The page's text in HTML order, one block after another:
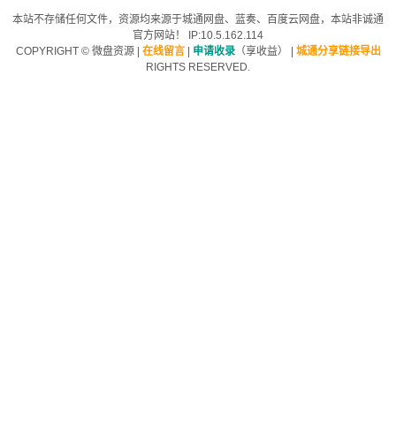
本站不存储任何文件，资源均来源于城通网盘、蓝奏、 百度云网盘，本站非诚通
官方网站！ IP:10.5.162.114
COPYRIGHT © 微盘资源| 在线留言| 申请收录（享收益）
城通分享链接导出
RIGHTS RESERVED.